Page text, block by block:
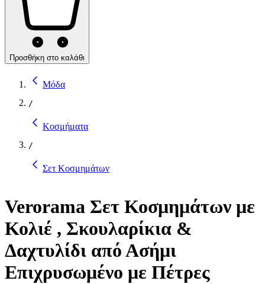
Προσθήκη στο καλάθι
Μόδα
/
Κοσμήματα
/
Σετ Κοσμημάτων
Verorama Σετ Κοσμημάτων με
Κολιέ , Σκουλαρίκια &
Δαχτυλίδι από Ασήμι
Επιχρυσωμένο με Πέτρες